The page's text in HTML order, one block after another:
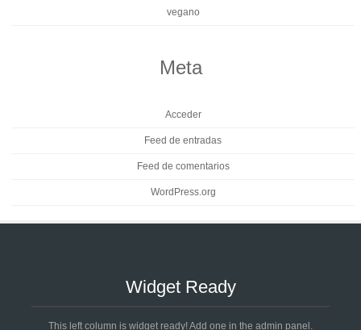
vegano
Meta
Acceder
Feed de entradas
Feed de comentarios
WordPress.org
Widget Ready
This left column is widget ready! Add one in the admin panel.